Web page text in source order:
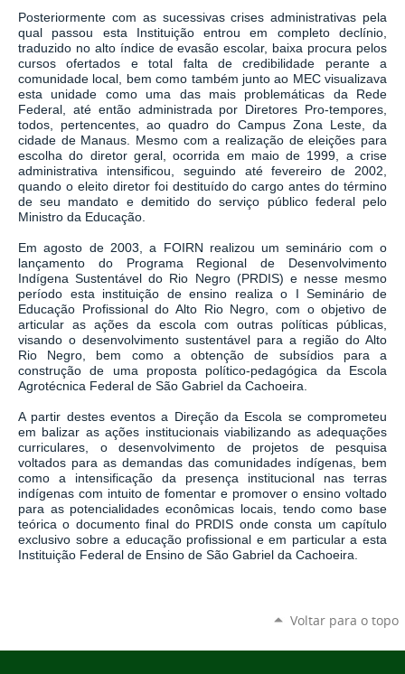
Posteriormente com as sucessivas crises administrativas pela
qual passou esta Instituição entrou em completo declínio,
traduzido no alto índice de evasão escolar, baixa procura pelos
cursos ofertados e total falta de credibilidade perante a
comunidade local, bem como também junto ao MEC visualizava
esta unidade como uma das mais problemáticas da Rede
Federal, até então administrada por Diretores Pro-tempores,
todos, pertencentes, ao quadro do Campus Zona Leste, da
cidade de Manaus. Mesmo com a realização de eleições para
escolha do diretor geral, ocorrida em maio de 1999, a crise
administrativa intensificou, seguindo até fevereiro de 2002,
quando o eleito diretor foi destituído do cargo antes do término
de seu mandato e demitido do serviço público federal pelo
Ministro da Educação.
Em agosto de 2003, a FOIRN realizou um seminário com o
lançamento do Programa Regional de Desenvolvimento
Indígena Sustentável do Rio Negro (PRDIS) e nesse mesmo
período esta instituição de ensino realiza o I Seminário de
Educação Profissional do Alto Rio Negro, com o objetivo de
articular as ações da escola com outras políticas públicas,
visando o desenvolvimento sustentável para a região do Alto
Rio Negro, bem como a obtenção de subsídios para a
construção de uma proposta político-pedagógica da Escola
Agrotécnica Federal de São Gabriel da Cachoeira.
A partir destes eventos a Direção da Escola se comprometeu
em balizar as ações institucionais viabilizando as adequações
curriculares, o desenvolvimento de projetos de pesquisa
voltados para as demandas das comunidades indígenas, bem
como a intensificação da presença institucional nas terras
indígenas com intuito de fomentar e promover o ensino voltado
para as potencialidades econômicas locais, tendo como base
teórica o documento final do PRDIS onde consta um capítulo
exclusivo sobre a educação profissional e em particular a esta
Instituição Federal de Ensino de São Gabriel da Cachoeira.
Voltar para o topo